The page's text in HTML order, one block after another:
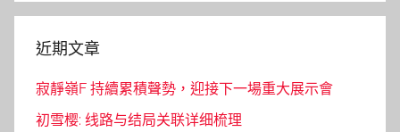
近期文章
寂靜嶺F 持續累積聲勢，迎接下一場重大展示會
初雪樱: 线路与结局关联详细梳理